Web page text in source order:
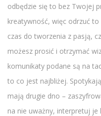
odbędzie się to bez Twojej
kreatywność, więc odrzuć
czas do tworzenia z pasją,
możesz prosić i otrzymać
komunikaty podane są na
to co jest najbliżej.
mają drugie dno –
na nie uważny, interpretuj